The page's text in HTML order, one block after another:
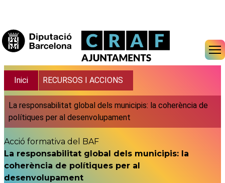
Vés al contingut
Fil d'ariadna
Inici RECURSOS I ACCIONS
La responsabilitat global dels municipis: la coherència de
polítiques per al desenvolupament
Acció formativa del BAF
La responsabilitat global dels municipis: la
coherència de polítiques per al
desenvolupament